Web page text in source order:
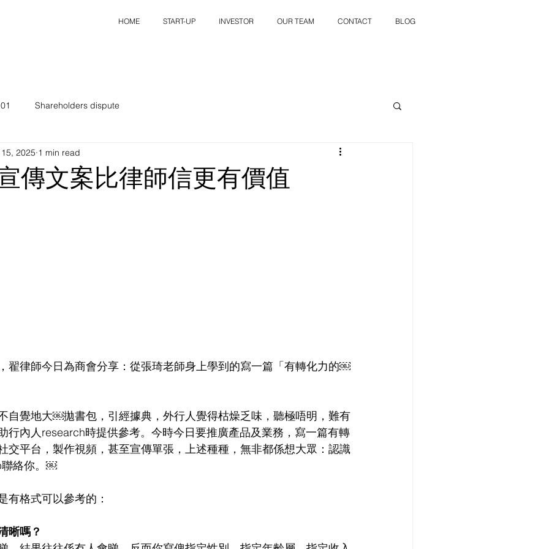
HOME START-UP INVESTOR OUR TEAM CONTACT BLOG
Shareholders dispute
傳文案比律師信更有價值
2025 1 min read
翟律師今日為商會分享：從張琦老師身上學到的寫一篇「有轉化力的￼
自覺地大￼拋書包，引經據典，外行人覺得枯燥乏味，聽極唔明，難有
行內人research時提供參考。今時今日要推廣產品及業務，寫一篇有轉
交平台，製作視頻，甚至宣傳單張，上述種種，無非都係想大眾：認識
聯絡你。￼
有格式可以參考的：
晰嗎？